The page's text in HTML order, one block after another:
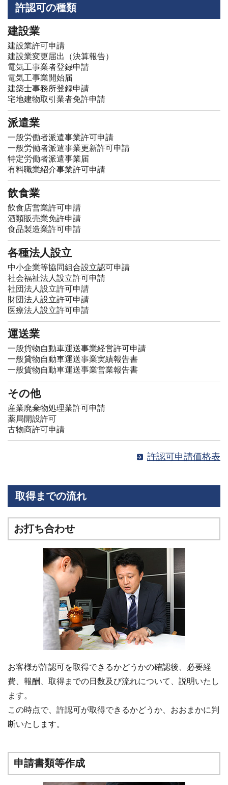
許認可の種類
建設業
建設業許可申請
建設業変更届出（決算報告）
電気工事業者登録申請
電気工事業開始届
建築士事務所登録申請
宅地建物取引業者免許申請
派遣業
一般労働者派遣事業許可申請
一般労働者派遣事業更新許可申請
特定労働者派遣事業届
有料職業紹介事業許可申請
飲食業
飲食店営業許可申請
酒類販売業免許申請
食品製造業許可申請
各種法人設立
中小企業等協同組合設立認可申請
社会福祉法人設立許可申請
社団法人設立許可申請
財団法人設立許可申請
医療法人設立許可申請
運送業
一般貨物自動車運送事業経営許可申請
一般貸物自動車運送事業実績報告書
一般貨物自動車運送事業営業報告書
その他
産業廃棄物処理業許可申請
薬局開設許可
古物商許可申請
許認可申請価格表
取得までの流れ
お打ち合わせ
お客様が許認可を取得できるかどうかの確認後、必要経
費、報酬、取得までの日数及び流れについて、説明いたし
ます。
この時点で、許認可が取得できるかどうか、おおまかに判
断いたします。
申請書類等作成